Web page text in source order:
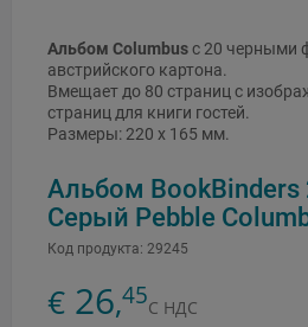
Альбом Columbusс 20 черными
австрийского картона.
Вмещает до 80 страниц с
страниц для книги гостей.
Размеры: 220 x 165 мм.
Альбом BookBinders
Серый Pebble
Код продукта: 29245
€ 26,45С НДС